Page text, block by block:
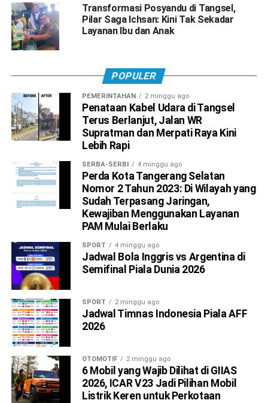
Transformasi Posyandu di Tangsel,
Pilar Saga Ichsan: Kini Tak Sekadar
Layanan Ibu dan Anak
POPULER
PEMERINTAHAN 2 minggu ago
Penataan Kabel Udara di Tangsel
Terus Berlanjut, Jalan WR
Supratman dan Merpati Raya Kini
Lebih Rapi
SERBA-SERBI 4 minggu ago
Perda Kota Tangerang Selatan
Nomor 2 Tahun 2023: Di Wilayah yang
Sudah Terpasang Jaringan,
Kewajiban Menggunakan Layanan
PAM Mulai Berlaku
SPORT 4 minggu ago
Jadwal Bola Inggris vs Argentina di
Semifinal Piala Dunia 2026
SPORT 2 minggu ago
Jadwal Timnas Indonesia Piala AFF
2026
OTOMOTIF 2 minggu ago
6 Mobil yang Wajib Dilihat di GIIAS
2026, ICAR V23 Jadi Pilihan Mobil
Listrik Keren untuk Perkotaan